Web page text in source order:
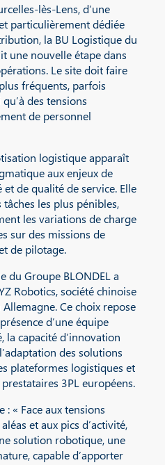
lès-Lens, d’une
particulièrement dédiée
la BU Logistique du
une nouvelle étape dans
Le site doit faire
fréquents, parfois
des tensions
de personnel
logistique apparaît
aux enjeux de
de qualité de service. Elle
les plus pénibles,
les variations de charge
sur des missions de
de pilotage.
du Groupe BLONDEL a
Robotics, société chinoise
Ce choix repose
d’une équipe
la capacité d’innovation
des solutions
plateformes logistiques et
3PL européens.
: « Face aux tensions
et aux pics d’activité,
solution robotique, une
capable d’apporter